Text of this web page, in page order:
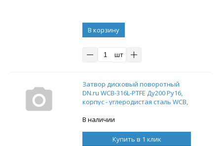
В корзину
шт
Затвор дисковый поворотный
DN.ru WCB-316L-PTFE Ду200 Ру16,
корпус - углеродистая сталь WCB,
уплотнение - PTFE, межфланцевый,
В наличии
Купить в 1 клик